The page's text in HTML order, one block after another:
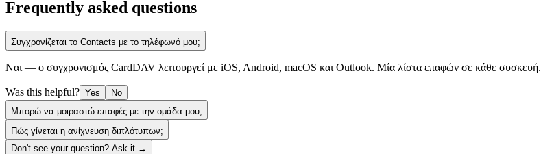
Frequently asked questions
Συγχρονίζεται το Contacts με το τηλέφωνό μου;
Ναι — ο συγχρονισμός CardDAV λειτουργεί με iOS, Android, macOS και Outlook. Μία λίστα επαφών σε κάθε συσκευή.
Was this helpful? Yes
No
Μπορώ να μοιραστώ επαφές με την ομάδα μου;
Πώς γίνεται η ανίχνευση διπλότυπων;
Don't see your question? Ask it →